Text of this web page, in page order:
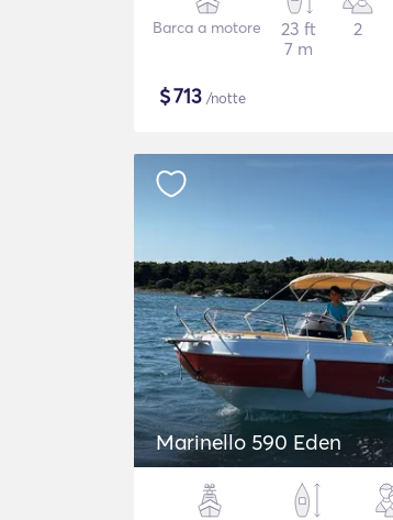
Barca a motore
23 ft
7 m
2
$713 /notte
Marinello 590 Eden